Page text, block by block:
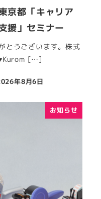
京都「キャリア
援」セミナー
とうございます。株式
♥Kurom […]
年8月6日
お知らせ